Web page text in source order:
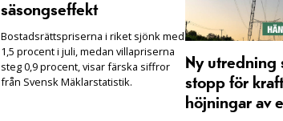
säsongseffekt
Bostadsrättspriserna i riket sjönk med
1,5 procent i juli, medan villapriserna
steg 0,9 procent, visar färska siffror
från Svensk Mäklarstatistik.
Ny utredning
stopp för
höjningar av